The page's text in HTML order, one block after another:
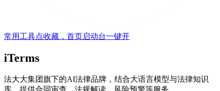
常用工具点收藏，首页启动台一键开
iTerms
法大大集团旗下的AI法律品牌，结合大语言模型与法律知识
库，提供合同审查、法规解读、风险预警等服务。